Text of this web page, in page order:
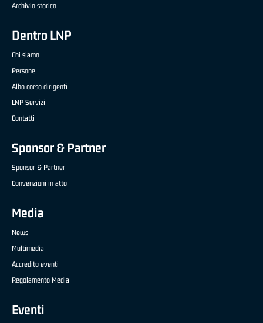
Archivio storico
Dentro LNP
Chi siamo
Persone
Albo corso dirigenti
LNP Servizi
Contatti
Sponsor & Partner
Sponsor & Partner
Convenzioni in atto
Media
News
Multimedia
Accredito eventi
Regolamento Media
Eventi